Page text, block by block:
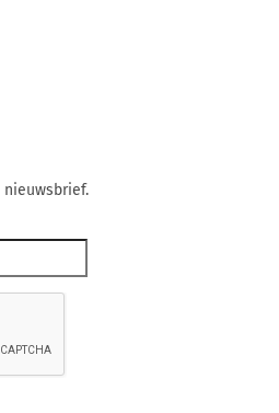
nieuwsbrief.